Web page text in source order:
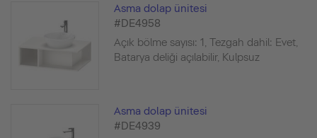
Asma dolap ünitesi
#DE4958
Açık bölme sayısı: 1, Tezgah dahil: Evet,
Batarya deliği açılabilir, Kulpsuz
Asma dolap ünitesi
#DE4939